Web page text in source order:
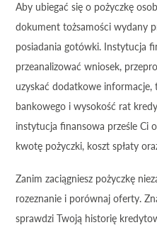
Aby ubiegać się o pożyczkę
dokument tożsamości wydany
posiadania gotówki. Instytucja
przeanalizować wniosek,
uzyskać dodatkowe informacje,
bankowego i wysokość rat
instytucja finansowa prześle Ci
kwotę pożyczki, koszt spłaty
Zanim zaciągniesz pożyczkę
rozeznanie i porównaj oferty.
sprawdzi Twoją historię